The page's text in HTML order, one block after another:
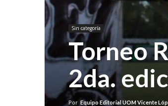
Sin categoría
Torneo
2da.
Por Equipo Editorial UOM Vicente